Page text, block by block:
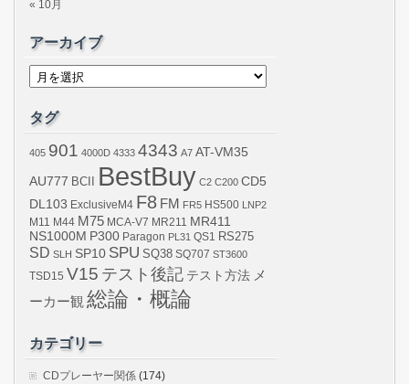
« 10月
アーカイブ
ア
イ
ブ
タグ
405 901 4000D 4333 4343 A7 AT-VM35
AU777 BCII BestBuy C2 C200 CD5
DL103 ExclusiveM4 F8 FM FR5 HS500 LNP2
M11
M44 M75 MCA-V7 MR211 MR411
NS1000M P300 Paragon PL31 QS1 RS275
SD SLH SP10 SPU SQ38 SQ707 ST3600
TSD15 V15 テスト後記 テスト方法 メ
ーカー観 総論・概論
カテゴリー
CDプレーヤー関係 (174)